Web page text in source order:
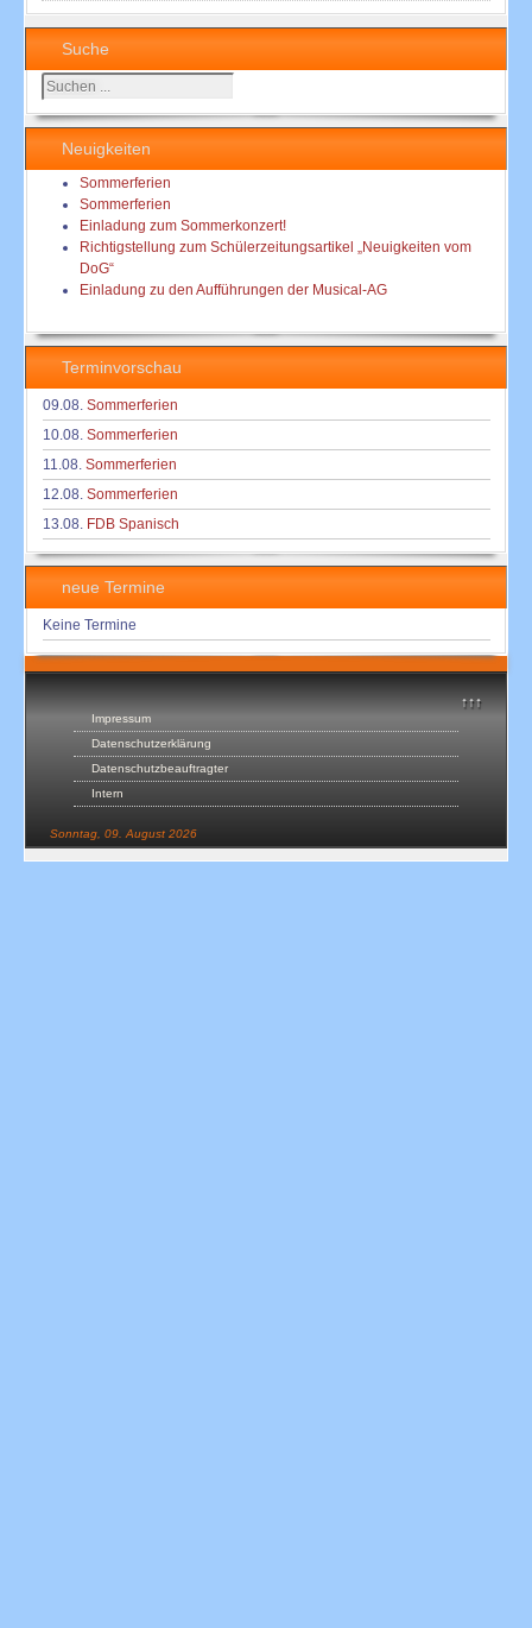
↑↑↑
Impressum
Datenschutzerklärung
Datenschutzbeauftragter
Intern
Sonntag, 09. August 2026
Suche
Suchen
...
Neuigkeiten
Sommerferien
Sommerferien
Einladung zum Sommerkonzert!
Richtigstellung zum Schülerzeitungsartikel „Neuigkeiten vom
DoG“
Einladung zu den Aufführungen der Musical-AG
Terminvorschau
09.08. Sommerferien
10.08. Sommerferien
11.08. Sommerferien
12.08. Sommerferien
13.08. FDB Spanisch
neue Termine
Keine Termine